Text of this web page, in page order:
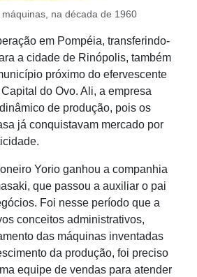
na década de 1960
em Pompéia, transferindo-
a cidade de Rinópolis, também
próximo do efervescente
do Ovo. Ali, a empresa
de produção, pois os
já conquistavam mercado por
Yorio ganhou a companhia
que passou a auxiliar o pai
Foi nesse período que a
conceitos administrativos,
das máquinas inventadas
da produção, foi preciso
equipe de vendas para atender